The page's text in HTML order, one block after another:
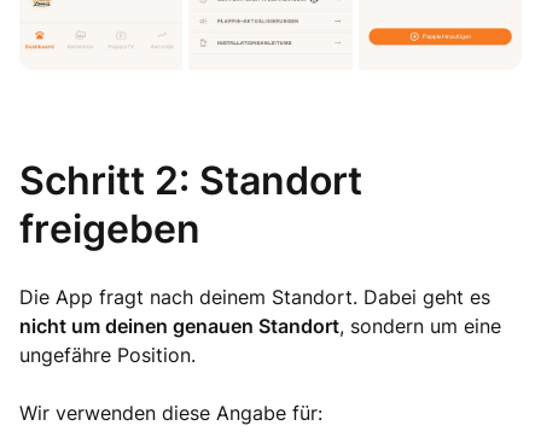
Schritt 2: Standort
freigeben
Die App fragt nach deinem Standort. Dabei geht es
nicht um deinen genauen Standort, sondern um eine
ungefähre Position.
Wir verwenden diese Angabe für: